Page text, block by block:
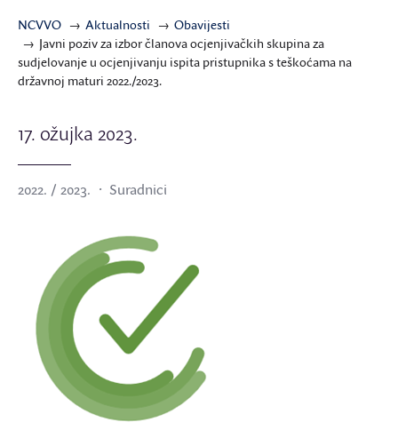
NCVVO Aktualnosti
Obavijesti
Javni poziv za izbor članova ocjenjivačkih skupina za
sudjelovanje u ocjenjivanju ispita pristupnika s teškoćama na
državnoj maturi 2022./2023.
17. ožujka 2023.
2022. / 2023. Suradnici